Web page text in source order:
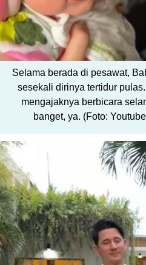
Selama berada di pesawat,
sesekali dirinya tertidur
mengajaknya berbicara
banget, ya. (Foto: